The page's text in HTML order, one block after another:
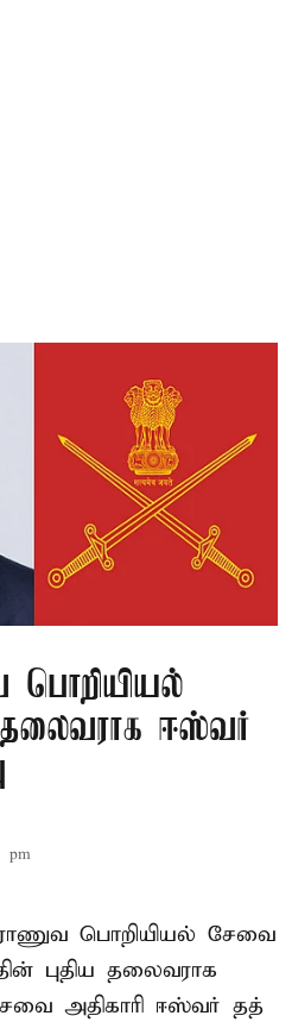
தலைவராக ஈஸ்வர்
pm
பொறியியல் சேவை
புதிய தலைவராக
அதிகாரி ஈஸ்வர் தத்